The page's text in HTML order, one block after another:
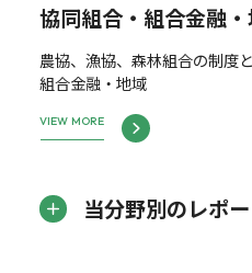
協同組合・組合金融
農協、漁協、森林組合の制度
組合金融・地域
VIEW MORE
当分野別のレポ